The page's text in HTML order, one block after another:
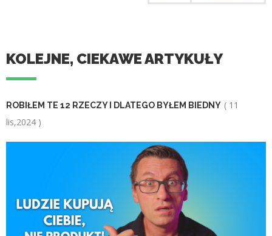
KOLEJNE, CIEKAWE ARTYKUŁY
ROBIŁEM TE 12 RZECZY I DLATEGO BYŁEM BIEDNY ( 11
lis,2024 )